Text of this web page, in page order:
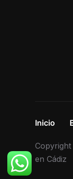
Inicio
en Cádiz